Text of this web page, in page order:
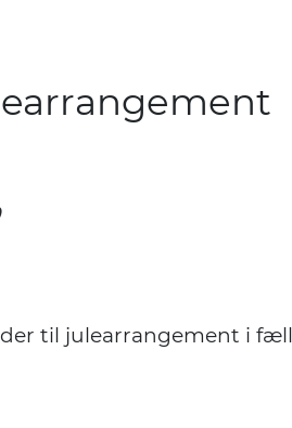
til julearrangement i